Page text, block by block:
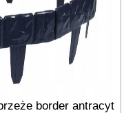
border antracyt